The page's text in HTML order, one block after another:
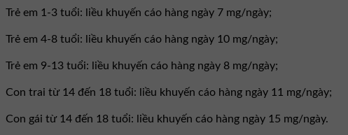
Trẻ em 1-3 tuổi: liều khuyến cáo hàng ngày 7 mg/ngày;
Trẻ em 4-8 tuổi: liều khuyến cáo hàng ngày 10 mg/ngày;
Trẻ em 9-13 tuổi: liều khuyến cáo hàng ngày 8 mg/ngày;
Con trai từ 14 đến 18 tuổi: liều khuyến cáo hàng ngày 11 mg/ngày;
Con gái từ 14 đến 18 tuổi: liều khuyến cáo hàng ngày 15 mg/ngày.